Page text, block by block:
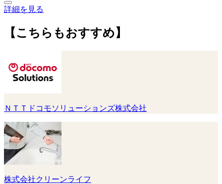
詳細を見る
【こちらもおすすめ】
ＮＴＴドコモソリューションズ株式会社
株式会社クリーンライフ